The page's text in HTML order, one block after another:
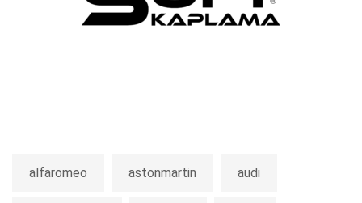
alfaromeo astonmartin audi